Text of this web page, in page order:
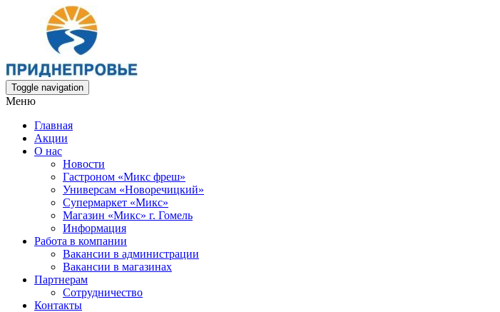
Toggle navigation
Меню
Главная
Акции
О нас
Новости
Гастроном «Микс фреш»
Универсам «Новоречицкий»
Супермаркет «Микс»
Магазин «Микс» г. Гомель
Информация
Работа в компании
Вакансии в администрации
Вакансии в магазинах
Партнерам
Сотрудничество
Контакты